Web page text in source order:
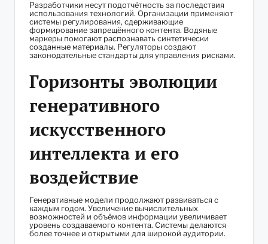
Разработчики несут подотчётность за последствия
использования технологий. Организации применяют
системы регулирования, сдерживающие
формирование запрещённого контента. Водяные
маркеры помогают распознавать синтетически
созданные материалы. Регуляторы создают
законодательные стандарты для управления рисками.
Горизонты эволюции
генеративного
искусственного
интеллекта и его
воздействие
Генеративные модели продолжают развиваться с
каждым годом. Увеличение вычислительных
возможностей и объёмов информации увеличивает
уровень создаваемого контента. Системы делаются
более точнее и открытыми для широкой аудитории.